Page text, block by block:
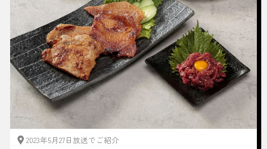
2023年5月27日放送でご紹介